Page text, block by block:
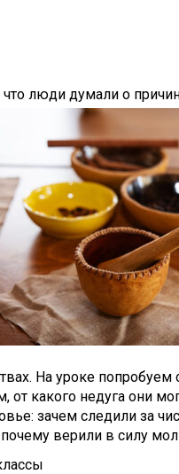
люди думали о
На уроке попробуем
какого недуга они
зачем следили за
верили в силу